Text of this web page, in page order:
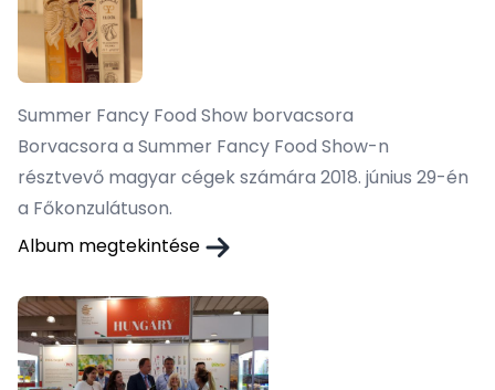
Summer Fancy Food Show borvacsora
Borvacsora a Summer Fancy Food Show-n
résztvevő magyar cégek számára 2018. június 29-én
a Főkonzulátuson.
Album megtekintése